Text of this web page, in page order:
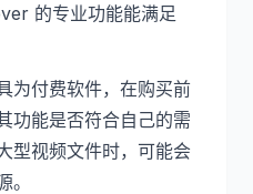
的专业功能能满足
为付费软件，在购买前
功能是否符合自己的需
型视频文件时，可能会